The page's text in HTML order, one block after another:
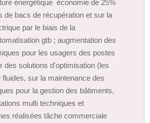
énergétique économie de 25%
de bacs de récupération et sur la
par le biais de la
gtb ; augmentation des
pour les usagers des postes
des solutions d'optimisation (les
sur la maintenance des
pour la gestion des bâtiments,
multi techniques et
réalisées tâche commerciale